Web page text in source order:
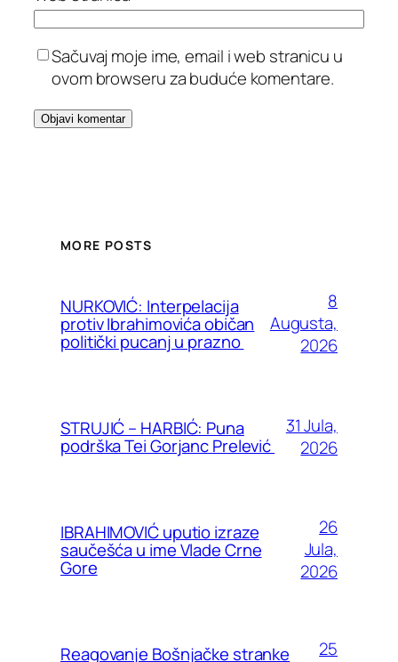
Sačuvaj moje ime, email i web stranicu u
ovom browseru za buduće komentare.
MORE POSTS
NURKOVIĆ: Interpelacija
protiv Ibrahimovića običan
politički pucanj u prazno
8
Augusta,
2026
STRUJIĆ – HARBIĆ: Puna
podrška Tei Gorjanc Prelević
31 Jula,
2026
IBRAHIMOVIĆ uputio izraze
saučešća u ime Vlade Crne
Gore
26
Jula,
2026
Reagovanje Bošnjačke stranke
25